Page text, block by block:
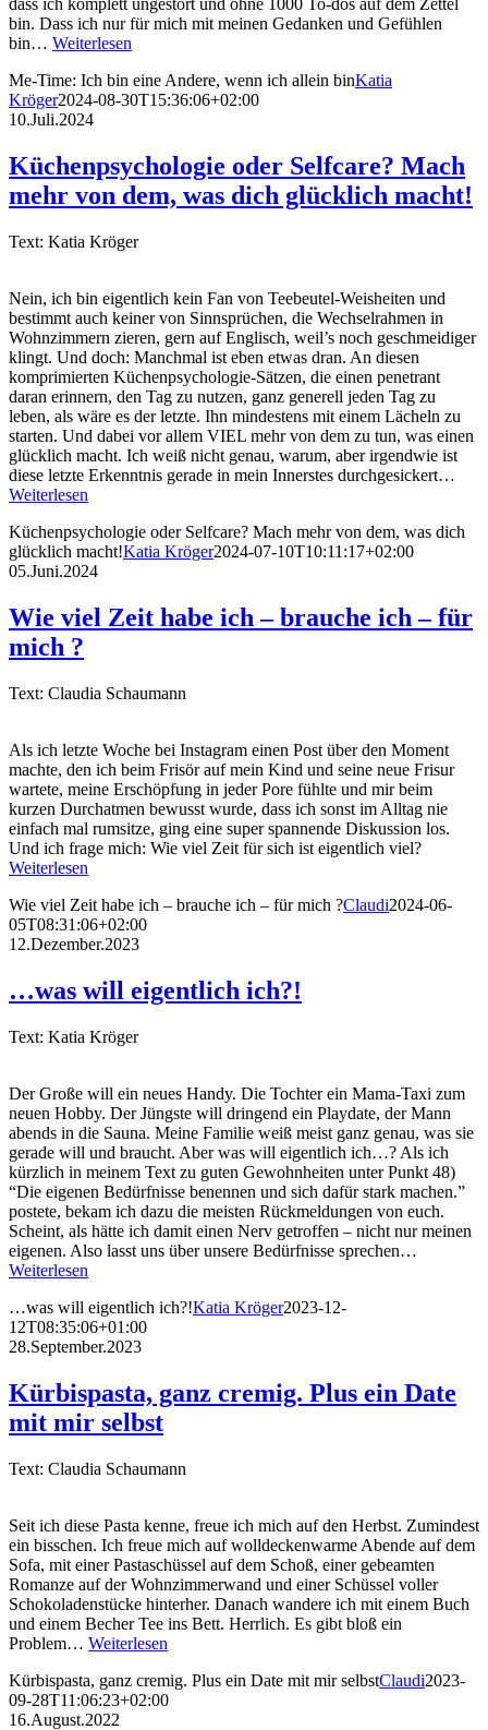
dass ich komplett ungestört und ohne 1000 To-dos auf dem Zettel
bin. Dass ich nur für mich mit meinen Gedanken und Gefühlen
bin… Weiterlesen
Me-Time: Ich bin eine Andere, wenn ich allein binKatia
Kröger2024-08-30T15:36:06+02:00
10.Juli.2024
Küchenpsychologie oder Selfcare? Mach
mehr von dem, was dich glücklich macht!
Text: Katia Kröger
Nein, ich bin eigentlich kein Fan von Teebeutel-Weisheiten und
bestimmt auch keiner von Sinnsprüchen, die Wechselrahmen in
Wohnzimmern zieren, gern auf Englisch, weil’s noch geschmeidiger
klingt. Und doch: Manchmal ist eben etwas dran. An diesen
komprimierten Küchenpsychologie-Sätzen, die einen penetrant
daran erinnern, den Tag zu nutzen, ganz generell jeden Tag zu
leben, als wäre es der letzte. Ihn mindestens mit einem Lächeln zu
starten. Und dabei vor allem VIEL mehr von dem zu tun, was einen
glücklich macht. Ich weiß nicht genau, warum, aber irgendwie ist
diese letzte Erkenntnis gerade in mein Innerstes durchgesickert…
Weiterlesen
Küchenpsychologie oder Selfcare? Mach mehr von dem, was dich
glücklich macht!Katia Kröger2024-07-10T10:11:17+02:00
05.Juni.2024
Wie viel Zeit habe ich – brauche ich – für
mich ?
Text: Claudia Schaumann
Als ich letzte Woche bei Instagram einen Post über den Moment
machte, den ich beim Frisör auf mein Kind und seine neue Frisur
wartete, meine Erschöpfung in jeder Pore fühlte und mir beim
kurzen Durchatmen bewusst wurde, dass ich sonst im Alltag nie
einfach mal rumsitze, ging eine super spannende Diskussion los.
Und ich frage mich: Wie viel Zeit für sich ist eigentlich viel?
Weiterlesen
Wie viel Zeit habe ich – brauche ich – für mich ?Claudi2024-06-
05T08:31:06+02:00
12.Dezember.2023
…was will eigentlich ich?!
Text: Katia Kröger
Der Große will ein neues Handy. Die Tochter ein Mama-Taxi zum
neuen Hobby. Der Jüngste will dringend ein Playdate, der Mann
abends in die Sauna. Meine Familie weiß meist ganz genau, was sie
gerade will und braucht. Aber was will eigentlich ich…? Als ich
kürzlich in meinem Text zu guten Gewohnheiten unter Punkt 48)
“Die eigenen Bedürfnisse benennen und sich dafür stark machen.”
postete, bekam ich dazu die meisten Rückmeldungen von euch.
Scheint, als hätte ich damit einen Nerv getroffen – nicht nur meinen
eigenen. Also lasst uns über unsere Bedürfnisse sprechen…
Weiterlesen
…was will eigentlich ich?!Katia Kröger2023-12-
12T08:35:06+01:00
28.September.2023
Kürbispasta, ganz cremig. Plus ein Date
mit mir selbst
Text: Claudia Schaumann
Seit ich diese Pasta kenne, freue ich mich auf den Herbst. Zumindest
ein bisschen. Ich freue mich auf wolldeckenwarme Abende auf dem
Sofa, mit einer Pastaschüssel auf dem Schoß, einer gebeamten
Romanze auf der Wohnzimmerwand und einer Schüssel voller
Schokoladenstücke hinterher. Danach wandere ich mit einem Buch
und einem Becher Tee ins Bett. Herrlich. Es gibt bloß ein
Problem… Weiterlesen
Kürbispasta, ganz cremig. Plus ein Date mit mir selbstClaudi2023-
09-28T11:06:23+02:00
16.August.2022